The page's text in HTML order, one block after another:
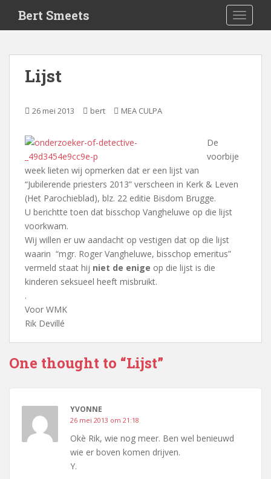
i
Bert Smeets
Lijst
26 mei 2013 bert MEA CULPA
De
voorbije
week lieten wij opmerken dat er een lijst van
“Jubilerende priesters 2013” verscheen in Kerk & Leven
(Het Parochieblad), blz. 22 editie Bisdom Brugge.
U berichtte toen dat bisschop Vangheluwe op die lijst
voorkwam.
Wij willen er uw aandacht op vestigen dat op die lijst
waarin “mgr. Roger Vangheluwe, bisschop emeritus”
vermeld staat hij niet de enige op die lijst is die
kinderen seksueel heeft misbruikt.
.
Voor WMK
Rik Devillé
One thought to “Lijst”
YVONNE
26 mei 2013 om 21:18
Okè Rik, wie nog meer. Ben wel benieuwd
wie er boven komen drijven.
Y.